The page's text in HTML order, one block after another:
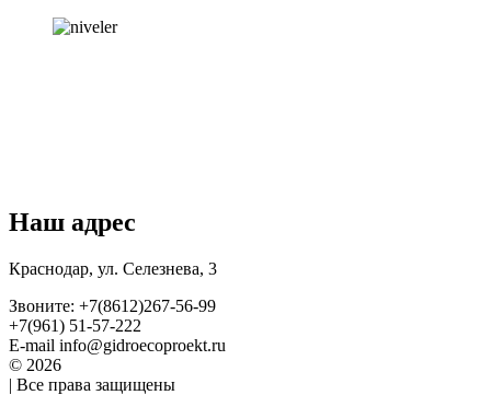
Наш адрес
Краснодар, ул. Селезнева, 3
Звоните: +7(8612)267-56-99
+7(961) 51-57-222
E-mail info@gidroecoproekt.ru
© 2026
| Все права защищены